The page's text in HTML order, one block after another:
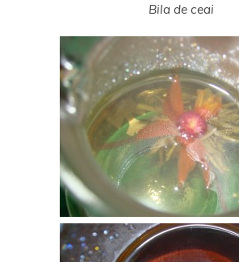
Bila de ceai